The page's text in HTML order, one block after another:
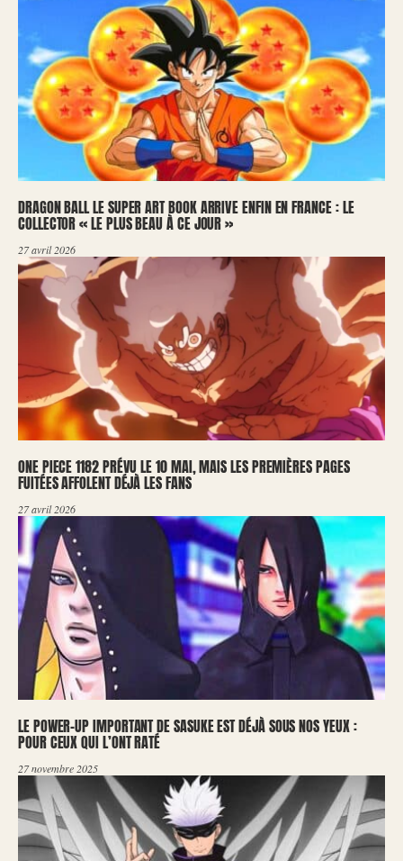
DRAGON BALL LE SUPER ART BOOK ARRIVE ENFIN EN FRANCE : LE
COLLECTOR « LE PLUS BEAU À CE JOUR »
27 avril 2026
ONE PIECE 1182 PRÉVU LE 10 MAI, MAIS LES PREMIÈRES PAGES
FUITÉES AFFOLENT DÉJÀ LES FANS
27 avril 2026
LE POWER-UP IMPORTANT DE SASUKE EST DÉJÀ SOUS NOS YEUX :
POUR CEUX QUI L’ONT RATÉ
27 novembre 2025